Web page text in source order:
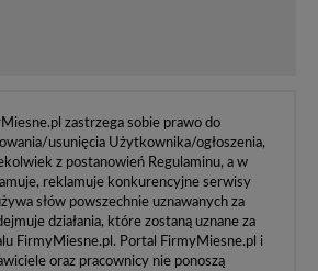
zastrzega sobie prawo do
usunięcia Użytkownika/ogłoszenia,
z postanowień Regulaminu, a w
reklamuje konkurencyjne serwisy
słów powszechnie uznawanych za
działania, które zostaną uznane za
FirmyMiesne.pl. Portal FirmyMiesne.pl i
oraz pracownicy nie ponoszą